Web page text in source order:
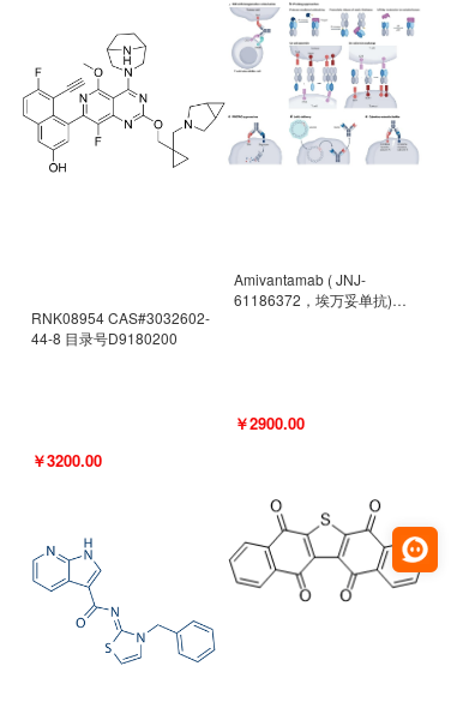
RNK08954 CAS#3032602-
44-8 目录号D9180200
￥3200.00
Amivantamab ( JNJ-
61186372，埃万妥单抗)
￥2900.00